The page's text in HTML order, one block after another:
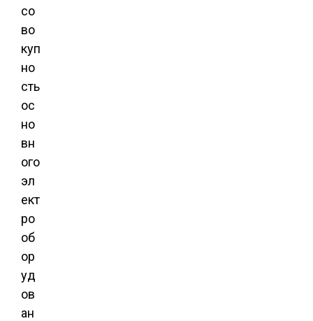
со
во
куп
но
сть
ос
но
вн
ого
эл
ект
ро
об
ор
уд
ов
ан